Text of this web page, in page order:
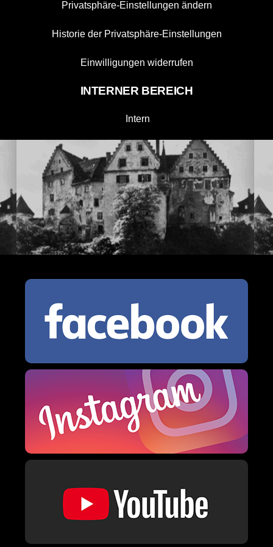
Privatsphäre-Einstellungen ändern
Historie der Privatsphäre-Einstellungen
Einwilligungen widerrufen
INTERNER BEREICH
Intern